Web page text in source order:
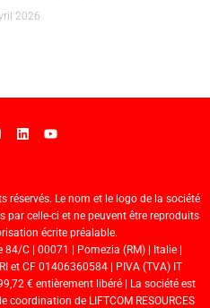
2026
Le nom et le logo de la société
celle-ci et ne peuvent être reproduits
écrite préalable.
84/C | 00071 | Pomezia (RM) | Italie |
et CF 01406360584 | PIVA (TVA) IT
€ entièrement libéré | La société est
de LIFTCOM RESOURCES